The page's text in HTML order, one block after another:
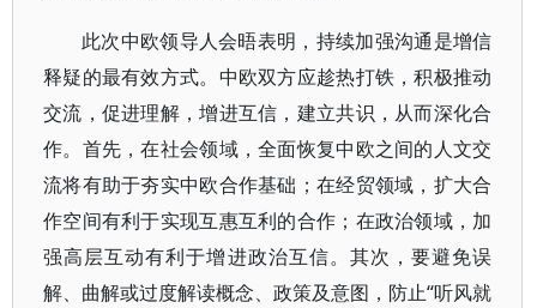
此次中欧领导人会晤表明，持续加强沟通是增信
释疑的最有效方式。中欧双方应趁热打铁，积极推动
交流，促进理解，增进互信，建立共识，从而深化合
作。首先，在社会领域，全面恢复中欧之间的人文交
流将有助于夯实中欧合作基础；在经贸领域，扩大合
作空间有利于实现互惠互利的合作；在政治领域，加
强高层互动有利于增进政治互信。其次，要避免误
解、曲解或过度解读概念、政策及意图，防止“听风就